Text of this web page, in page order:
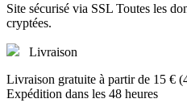
Site sécurisé via SSL Toutes les
cryptées.
Livraison
Livraison gratuite à partir de 15 €
Expédition dans les 48 heures